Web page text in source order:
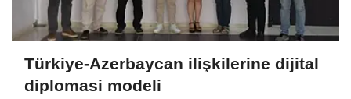
Türkiye-Azerbaycan ilişkilerine dijital
diplomasi modeli